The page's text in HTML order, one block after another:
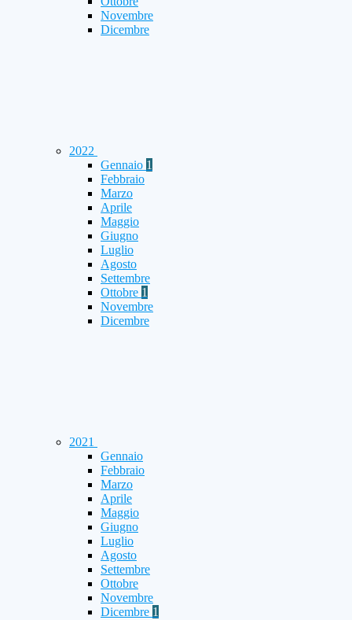
Novembre
Dicembre
2022
Gennaio 1
Febbraio
Marzo
Aprile
Maggio
Giugno
Luglio
Agosto
Settembre
Ottobre 1
Novembre
Dicembre
2021
Gennaio
Febbraio
Marzo
Aprile
Maggio
Giugno
Luglio
Agosto
Settembre
Ottobre
Novembre
Dicembre 1